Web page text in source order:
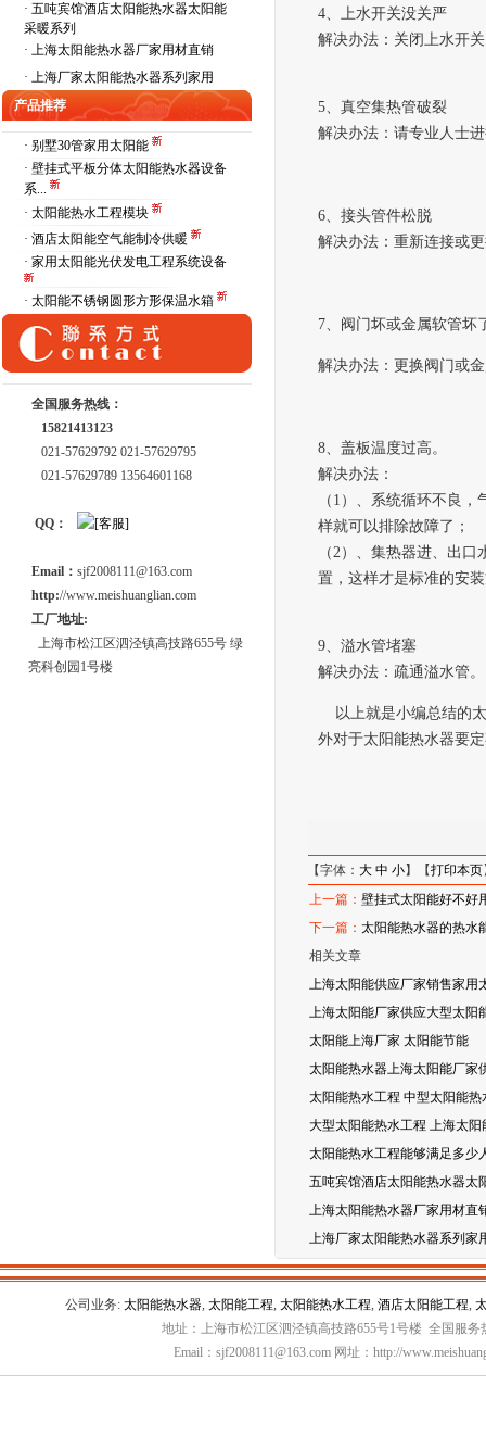
· 五吨宾馆酒店太阳能热水器太阳能
采暖系列
· 上海太阳能热水器厂家用材直销
· 上海厂家太阳能热水器系列家用
产品推荐
· 别墅30管家用太阳能
· 壁挂式平板分体太阳能热水器设备
系...
· 太阳能热水工程模块
· 酒店太阳能空气能制冷供暖
· 家用太阳能光伏发电工程系统设备
· 太阳能不锈钢圆形方形保温水箱
全国服务热线：
15821413123
021-57629792 021-57629795
021-57629789 13564601168
QQ：
Email： sjf2008111@163.com
http://www.meishuanglian.com
工厂地址:
上海市松江区泗泾镇高技路655号 绿
亮科创园1号楼
4、上水开关没关严
解决办法：关闭上水开关
5、真空集热管破裂
解决办法：请专业人士
6、接头管件松脱
解决办法：重新连接或
7、 阀门坏或金属软管坏
解决办法：更换阀门或
8、盖板温度过高。
解决办法：
（ 1）、系统循环不良，
样就可以排除故障了；
（2）、集热器进、出口
置，这样才是标准的安
9、溢水管堵塞
解决办法：疏通溢水管。
以上就是小编总结的
外对于太阳能热水器要
【字体：大 中 小】【打印本页
上一篇：壁挂式太阳能好不好
下一篇：太阳能热水器的热水
相关文章
上海太阳能供应厂家销售家用
上海太阳能厂家供应大型太阳
太阳能上海厂家 太阳能节能
太阳能热水器上海太阳能厂家
太阳能热水工程 中型太阳能热
大型太阳能热水工程 上海太阳
太阳能热水工程能够满足多少
五吨宾馆酒店太阳能热水器太
上海太阳能热水器厂家用材直
上海厂家太阳能热水器系列家
公司业务: 太阳能热水器, 太阳能工程, 太阳能热水工程, 酒店太阳能工程,
地址：上海市松江区泗泾镇高技路655号1号楼 全国服务
Email：sjf2008111@163.com 网址：http://